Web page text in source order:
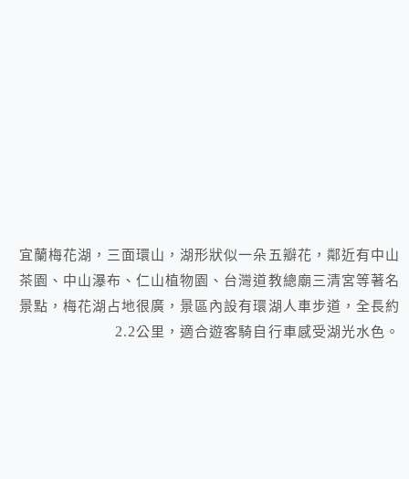
宜蘭梅花湖，三面環山，湖形狀似一朵五瓣花，鄰近有中山
茶園、中山瀑布、仁山植物園、台灣道教總廟三清宮等著名
景點，梅花湖占地很廣，景區內設有環湖人車步道，全長約
2.2公里，適合遊客騎自行車感受湖光水色。